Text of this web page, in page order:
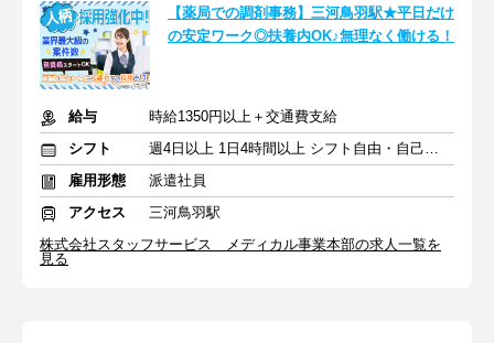
【薬局での調剤事務】三河鳥羽駅★平日だけ
の安定ワーク◎扶養内OK♪無理なく働ける！
給与
時給1350円以上＋交通費支給
シフト
週4日以上 1日4時間以上 シフト自由・自己申告
雇用形態
派遣社員
アクセス
三河鳥羽駅
株式会社スタッフサービス メディカル事業本部の求人一覧を
見る